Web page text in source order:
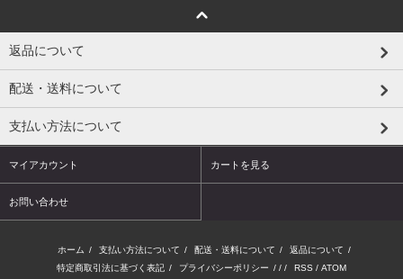
返品について
配送・送料について
支払い方法について
マイアカウント カートを見る
お問い合わせ
ホーム / 支払い方法について / 配送・送料について / 返品について /
特定商取引法に基づく表記 / プライバシーポリシー / / / RSS / ATOM